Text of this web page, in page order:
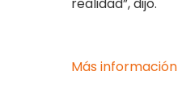
Más información